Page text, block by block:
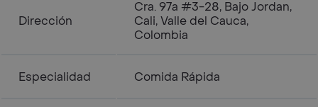
Dirección
Cra. 97a #3-28, Bajo Jordan,
Cali, Valle del Cauca,
Colombia
Especialidad Comida Rápida